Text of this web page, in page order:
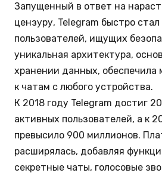
Запущенный в ответ на
цензуру, Telegram быстро
пользователей, ищущих
уникальная архитектура,
хранении данных, обеспечила
к чатам с любого устройства.
К 2018 году Telegram достиг
активных пользователей, а к
превысило 900 миллионов.
расширялась, добавляя
секретные чаты, голосовые